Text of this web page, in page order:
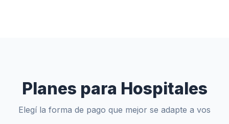
Planes para Hospitales
Elegí la forma de pago que mejor se adapte a vos